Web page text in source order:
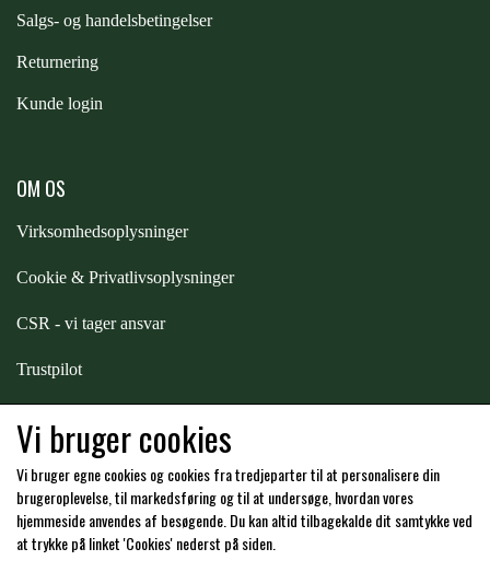
PREMIER EQUINE TRANSPORT
PREMIER EQUINE GROOMING & STALD
PREMIER EQUINE RYTTER
PREMIER EQUINE
RACING TACK
Salgs- og handelsbetingelser
Returnering
Kunde login
OM OS
Virksomhedsoplysninger
Cookie & Privatlivsoplysninger
CSR - vi tager ansvar
Trustpilot
Hos os kan du betale med:
Vi bruger cookies
Vi bruger egne cookies og cookies fra tredjeparter til at personalisere din
brugeroplevelse, til markedsføring og til at undersøge, hvordan vores
hjemmeside anvendes af besøgende. Du kan altid tilbagekalde dit samtykke ved
at trykke på linket 'Cookies' nederst på siden.